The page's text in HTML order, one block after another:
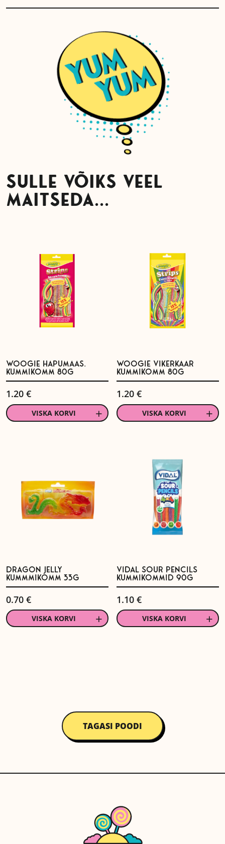
SULLE VÕIKS VEEL
MAITSEDA...
WOOGIE HAPUMAAS.
KUMMIKOMM 80G
1.20 €
VISKA KORVI
WOOGIE VIKERKAAR
KUMMIKOMM 80G
1.20€
VISKA KORVI
DRAGON JELLY
KUMMMIKOMM 33G
0.70 €
VISKA KORVI
VIDAL SOUR PENCILS
KUMMIKOMMID 90G
1.10€
VISKA KORVI
TAGASI POODI